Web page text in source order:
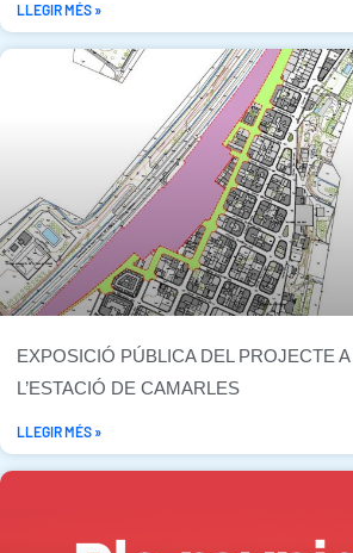
LLEGIR MÉS »
EXPOSICIÓ PÚBLICA DEL PROJECTE A
L’ESTACIÓ DE CAMARLES
LLEGIR MÉS »